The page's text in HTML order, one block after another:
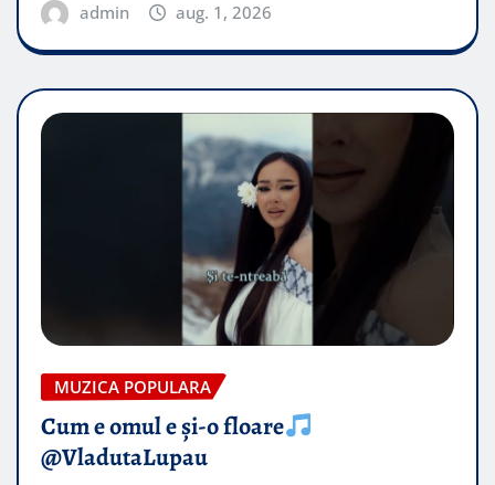
admin aug. 1, 2026
MUZICA POPULARA
Cum e omul e și-o floare
@VladutaLupau